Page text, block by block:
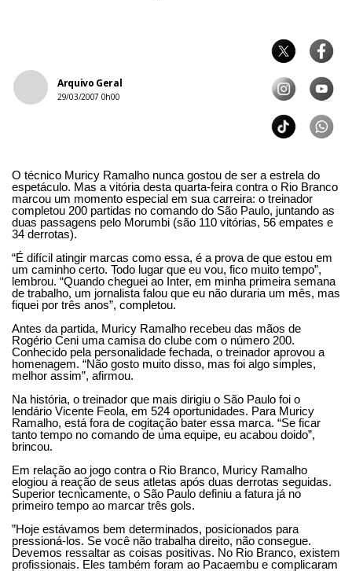
Arquivo Geral
29/03/2007 0h00
O técnico Muricy Ramalho nunca gostou de ser a estrela do
espetáculo. Mas a vitória desta quarta-feira contra o Rio Branco
marcou um momento especial em sua carreira: o treinador
completou 200 partidas no comando do São Paulo, juntando as
duas passagens pelo Morumbi (são 110 vitórias, 56 empates e
34 derrotas).
“É difícil atingir marcas como essa, é a prova de que estou em
um caminho certo. Todo lugar que eu vou, fico muito tempo”,
lembrou. “Quando cheguei ao Inter, em minha primeira semana
de trabalho, um jornalista falou que eu não duraria um mês, mas
fiquei por três anos”, completou.
Antes da partida, Muricy Ramalho recebeu das mãos de
Rogério Ceni uma camisa do clube com o número 200.
Conhecido pela personalidade fechada, o treinador aprovou a
homenagem. “Não gosto muito disso, mas foi algo simples,
melhor assim”, afirmou.
Na história, o treinador que mais dirigiu o São Paulo foi o
lendário Vicente Feola, em 524 oportunidades. Para Muricy
Ramalho, está fora de cogitação bater essa marca. “Se ficar
tanto tempo no comando de uma equipe, eu acabou doido”,
brincou.
Em relação ao jogo contra o Rio Branco, Muricy Ramalho
elogiou a reação de seus atletas após duas derrotas seguidas.
Superior tecnicamente, o São Paulo definiu a fatura já no
primeiro tempo ao marcar três gols.
”Hoje estávamos bem determinados, posicionados para
pressioná-los. Se você não trabalha direito, não consegue.
Devemos ressaltar as coisas positivas. No Rio Branco, existem
profissionais. Eles também foram ao Pacaembu e complicaram